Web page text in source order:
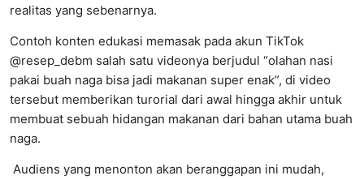
realitas yang sebenarnya.
Contoh konten edukasi memasak pada akun TikTok
@resep_debm salah satu videonya berjudul “olahan nasi
pakai buah naga bisa jadi makanan super enak”, di video
tersebut memberikan turorial dari awal hingga akhir untuk
membuat sebuah hidangan makanan dari bahan utama buah
naga.
Audiens yang menonton akan beranggapan ini mudah,